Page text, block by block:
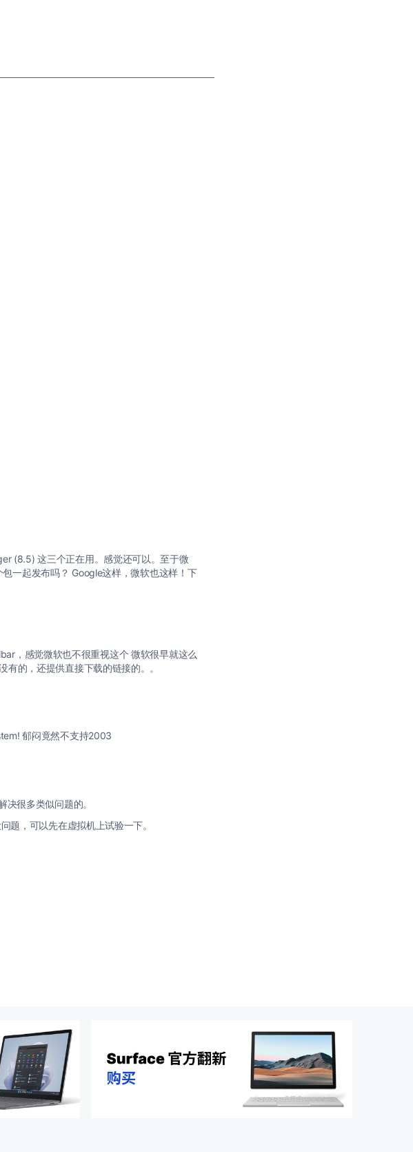
样，微软也这样！下
，感觉微软也不很重视这个 微软很早就这么
的，还提供直接下载的链接的。。
Windows Live programs can't be installed on this operating system! 郁闷竟然不支持2003
很多类似问题的。
，可以先在虚拟机上试验一下。